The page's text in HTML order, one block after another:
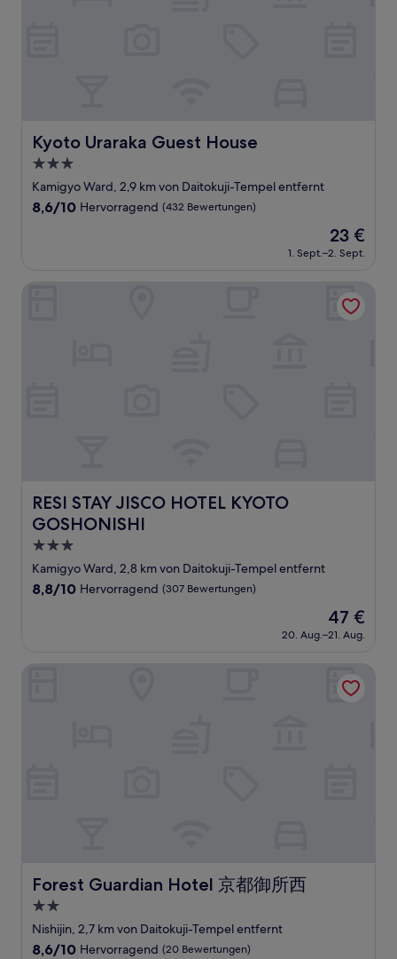
Kyoto Uraraka Guest House
Kyoto Uraraka Guest House
3.0-
Sterne-
Unterkunft
Kamigyo Ward, 2,9 km von Daitokuji-Tempel entfernt
8.6
Bewertungen)
8,6/10 Hervorragend (432 Bewertungen)
Der
Preis
beträgt
23 €
1. Sept.–2. Sept.
RESI STAY JISCO HOTEL KYOTO
GOSHONISHI
RESI STAY JISCO HOTEL KYOTO GOSHONISHI
3.0-
Sterne-
Unterkunft
Kamigyo Ward, 2,8 km von Daitokuji-Tempel entfernt
8.8
Bewertungen)
8,8/10 Hervorragend (307 Bewertungen)
Der
Preis
beträgt
47 €
20. Aug.–21. Aug.
Forest Guardian Hotel 京都御所西
Forest Guardian Hotel 京都御所西
2.0-
Sterne-
Unterkunft
Nishijin, 2,7 km von Daitokuji-Tempel entfernt
8.6
8,6/10 Hervorragend (20 Bewertungen)